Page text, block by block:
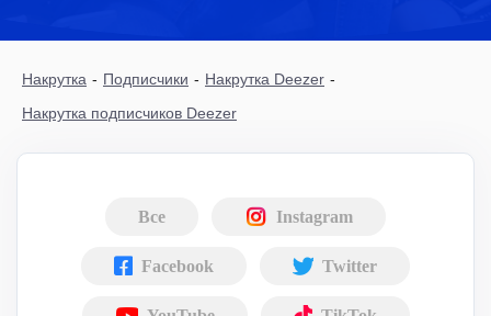
Накрутка - Подписчики - Накрутка Deezer -
Накрутка подписчиков Deezer
Все Instagram
Facebook Twitter